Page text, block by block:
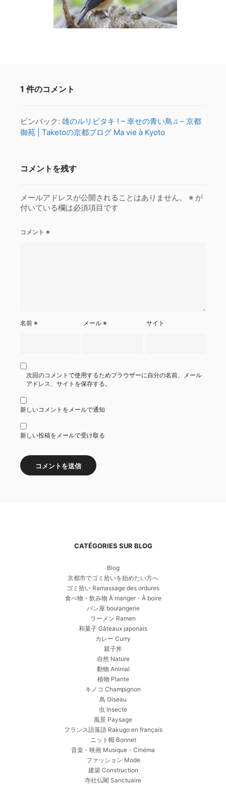
1 件のコメント
ピンバック: 雄のルリビタキ ! – 幸せの青い鳥♫ – 京都
御苑 | Taketoの京都ブログ Ma vie à Kyoto
コメントを残す
メールアドレスが公開されることはありません。 ※ が
付いている欄は必須項目です
コメント ※
名前 ※ メール※ サイト
次回のコメントで使用するためブラウザーに自分の名前、メール
アドレス、サイトを保存する。
新しいコメントをメールで通知
新しい投稿をメールで受け取る
CATÉGORIES SUR BLOG
Blog
京都市でゴミ拾いを始めたい方へ
ゴミ拾い Ramassage des ordures
食べ物・飲み物 À manger・À boire
パン屋 boulangerie
ラーメン Ramen
和菓子 Gâteaux japonais
カレー Curry
親子丼
自然 Nature
動物 Animal
植物 Plante
キノコ Champignon
鳥 Oiseau
虫 Insecte
風景 Paysage
フランス語落語 Rakugo en français
ニット帽 Bonnet
音楽・映画 Musique・Cinéma
ファッション Mode
建築 Construction
寺社仏閣 Sanctuaire